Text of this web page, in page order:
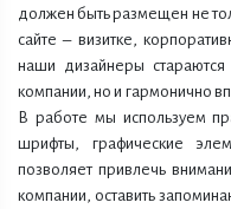
должен быть размещен не
сайте – визитке,
наши дизайнеры стараются
компании, но и гармонично
В работе мы используем
шрифты, графические
позволяет привлечь
компании, оставить